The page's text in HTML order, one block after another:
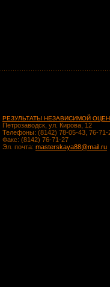
РЕЗУЛЬТАТЫ НЕЗАВИСИМОЙ
Петрозаводск, ул. Кирова, 12
Телефоны: (8142) 78-05-43, 76-71-
Факс: (8142) 76-71-27
Эл. почта: masterskaya88@mail.ru